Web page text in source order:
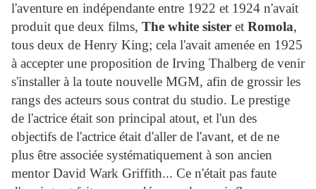
l'aventure en indépendante entre 1922 et 1924 n'avait
produit que deux films, The white sister et Romola,
tous deux de Henry King; cela l'avait amenée en 1925
à accepter une proposition de Irving Thalberg de venir
s'installer à la toute nouvelle MGM, afin de grossir les
rangs des acteurs sous contrat du studio. Le prestige
de l'actrice était son principal atout, et l'un des
objectifs de l'actrice était d'aller de l'avant, et de ne
plus être associée systématiquement à son ancien
mentor David Wark Griffith... Ce n'était pas faute